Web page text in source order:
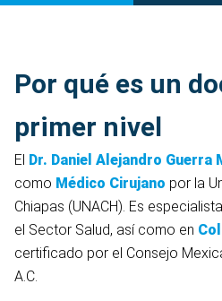
Por qué es un
primer nivel
El Dr. Daniel Alejandro Guerra
como Médico Cirujano por la
Chiapas (UNACH). Es
el Sector Salud, así como en
certificado por el Consejo
A.C.